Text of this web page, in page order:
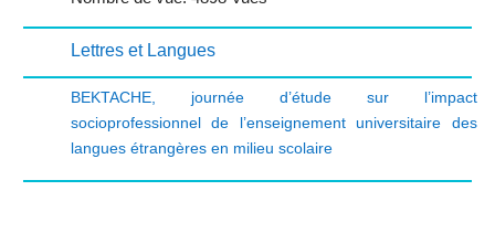
Lettres et Langues
BEKTACHE, journée d’étude sur l’impact
socioprofessionnel de l’enseignement universitaire des
langues étrangères en milieu scolaire